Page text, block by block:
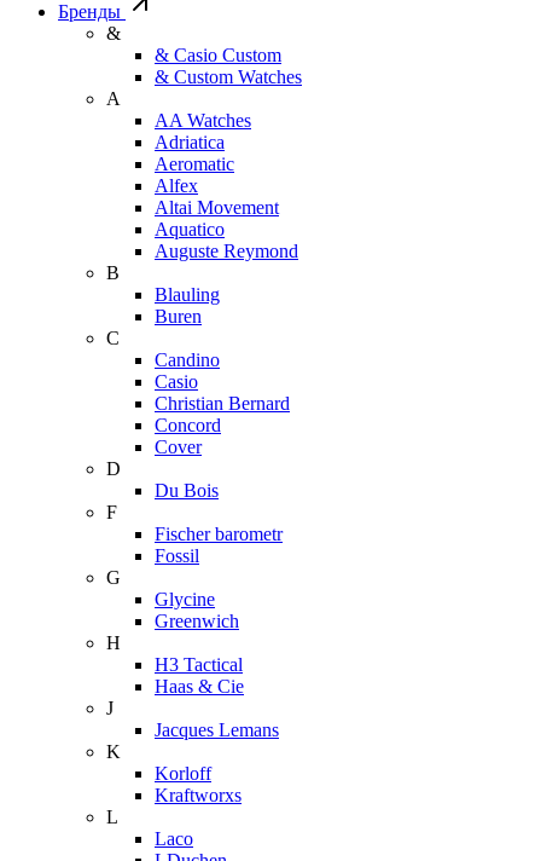
Бренды
&
& Casio Custom
& Custom Watches
A
AA Watches
Adriatica
Aeromatic
Alfex
Altai Movement
Aquatico
Auguste Reymond
B
Blauling
Buren
C
Candino
Casio
Christian Bernard
Concord
Cover
D
Du Bois
F
Fischer barometr
Fossil
G
Glycine
Greenwich
H
H3 Tactical
Haas & Cie
J
Jacques Lemans
K
Korloff
Kraftworxs
L
Laco